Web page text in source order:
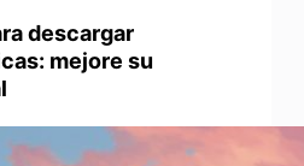
descargar
mejore su